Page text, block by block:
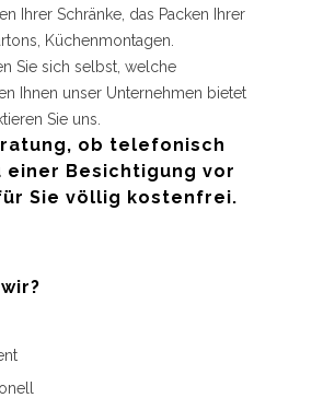
Ihrer Schränke, das Packen Ihrer
Küchenmontagen.
Sie sich selbst, welche
Ihnen unser Unternehmen bietet
Sie uns.
ob telefonisch
einer Besichtigung vor
Sie völlig kostenfrei.